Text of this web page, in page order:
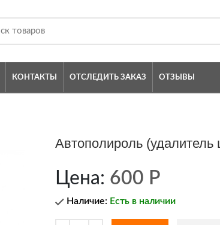
КОНТАКТЫ ОТСЛЕДИТЬ ЗАКАЗ ОТЗЫВЫ
Автополироль
Цена: 600 Р
Наличие: Есть в наличии